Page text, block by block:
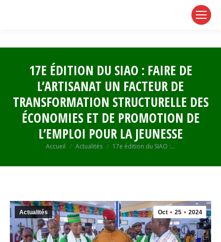
17E ÉDITION DU SIAO : FAIRE DE
L’ARTISANAT UN FACTEUR DE
TRANSFORMATION STRUCTURELLE DES
ÉCONOMIES ET DE PROMOTION DE
L’EMPLOI POUR LA JEUNESSE
Vous êtes ici :
Accueil Actualités 17e édition du SIAO :…
Oct 25 2024
Actualités